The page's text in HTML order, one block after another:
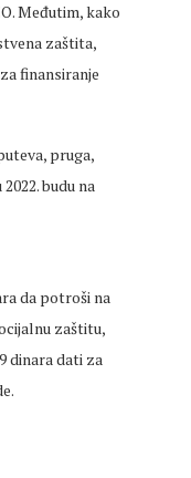
Međutim, kako
zaštita,
finansiranje
pruga,
budu na
da potroši na
zaštitu,
dinara dati za